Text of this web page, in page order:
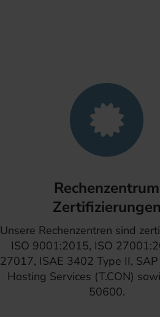
Rechenzentrum
Zertifizierungen
Unsere Rechenzentren sind
ISO 9001:2015, ISO
27017, ISAE 3402 Type II,
Hosting Services (T.CON)
50600.